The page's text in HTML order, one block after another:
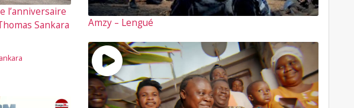
l’anniversaire
Sankara
Amzy – Lengué